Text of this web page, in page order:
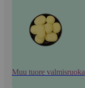
Muu tuore valmisruoka